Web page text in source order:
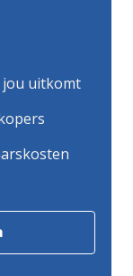
jou uitkomt